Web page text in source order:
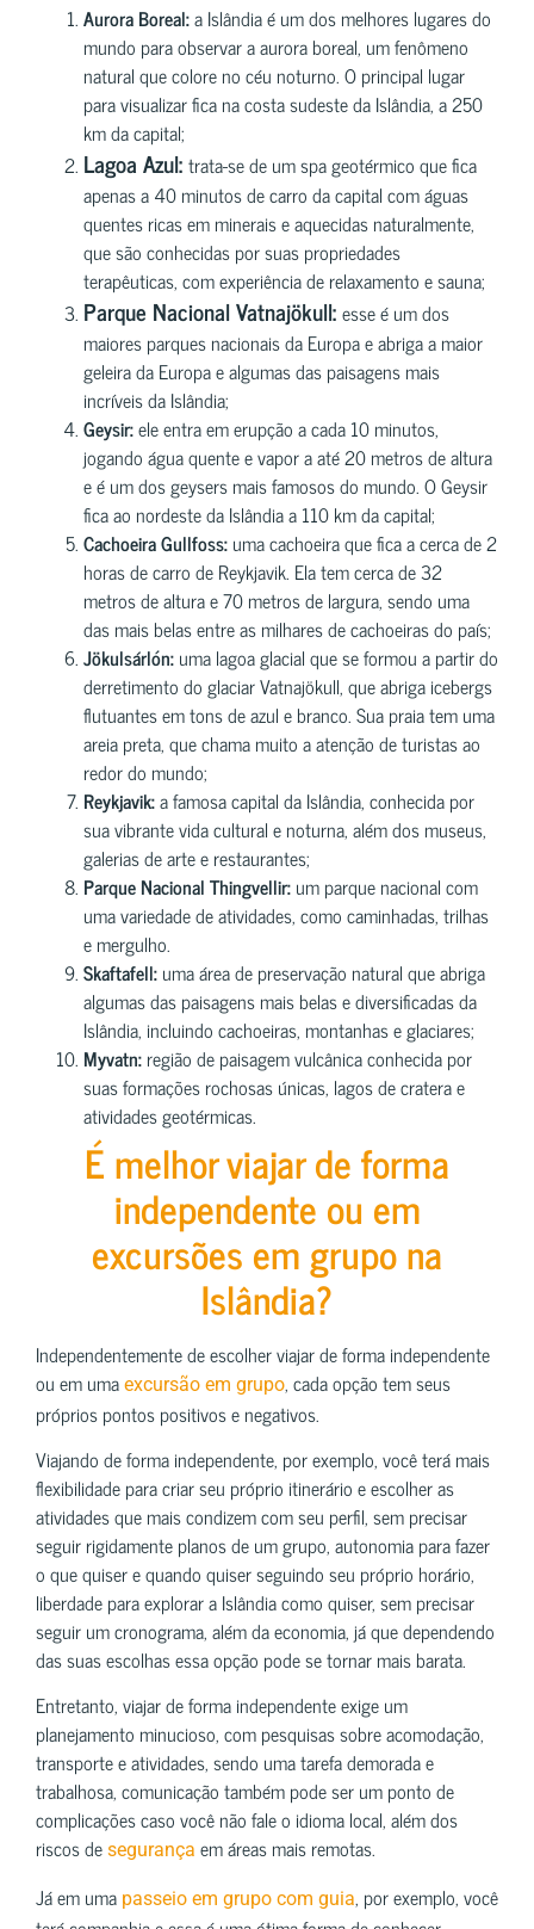
Aurora Boreal:a Islândia é um dos melhores lugares do
mundo para observar a aurora boreal, um fenômeno
natural que colore no céu noturno. O principal lugar
para visualizar fica na costa sudeste da Islândia, a 250
km da capital;
Lagoa Azul:trata-se de um spa geotérmico que fica
apenas a 40 minutos de carro da capital com águas
quentes ricas em minerais e aquecidas naturalmente,
que são conhecidas por suas propriedades
terapêuticas, com experiência de relaxamento e sauna;
Parque Nacional Vatnajökull:esse é um dos
maiores parques nacionais da Europa e abriga a maior
geleira da Europa e algumas das paisagens mais
incríveis da Islândia;
Geysir:ele entra em erupção a cada 10 minutos,
jogando água quente e vapor a até 20 metros de altura
e é um dos geysers mais famosos do mundo. O Geysir
fica ao nordeste da Islândia a 110 km da capital;
Cachoeira Gullfoss:uma cachoeira que fica a cerca de 2
horas de carro de Reykjavik. Ela tem cerca de 32
metros de altura e 70 metros de largura, sendo uma
das mais belas entre as milhares de cachoeiras do país;
Jökulsárlón:uma lagoa glacial que se formou a partir do
derretimento do glaciar Vatnajökull, que abriga icebergs
flutuantes em tons de azul e branco. Sua praia tem uma
areia preta, que chama muito a atenção de turistas ao
redor do mundo;
Reykjavik:a famosa capital da Islândia, conhecida por
sua vibrante vida cultural e noturna, além dos museus,
galerias de arte e restaurantes;
Parque Nacional Thingvellir:um parque nacional com
uma variedade de atividades, como caminhadas, trilhas
e mergulho.
Skaftafell:uma área de preservação natural que abriga
algumas das paisagens mais belas e diversificadas da
Islândia, incluindo cachoeiras, montanhas e glaciares;
Myvatn:região de paisagem vulcânica conhecida por
suas formações rochosas únicas, lagos de cratera e
atividades geotérmicas.
É melhor viajar de forma
independente ou em
excursões em grupo na
Islândia?
Independentemente de escolher viajar de forma independente
ou em uma excursão em grupo, cada opção tem seus
próprios pontos positivos e negativos.
Viajando de forma independente, por exemplo, você terá mais
flexibilidade para criar seu próprio itinerário e escolher as
atividades que mais condizem com seu perfil, sem precisar
seguir rigidamente planos de um grupo, autonomia para fazer
o que quiser e quando quiser seguindo seu próprio horário,
liberdade para explorar a Islândia como quiser, sem precisar
seguir um cronograma, além da economia, já que dependendo
das suas escolhas essa opção pode se tornar mais barata.
Entretanto, viajar de forma independente exige um
planejamento minucioso, com pesquisas sobre acomodação,
transporte e atividades, sendo uma tarefa demorada e
trabalhosa, comunicação também pode ser um ponto de
complicações caso você não fale o idioma local, além dos
riscos de segurança em áreas mais remotas.
Já em uma passeio em grupo com guia, por exemplo, você